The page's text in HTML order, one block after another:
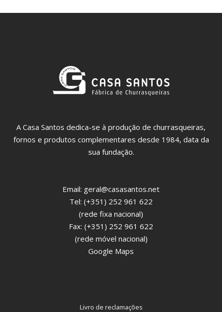
A Casa Santos dedica-se à produção de churrasqueiras,
fornos e produtos complementares desde 1984, data da
sua fundação.
Email: geral@casasantos.net
Tel: (+351) 252 961 622
(rede fixa nacional)
Fax: (+351) 252 961 622
(rede móvel nacional)
Google Maps
Livro de reclamações